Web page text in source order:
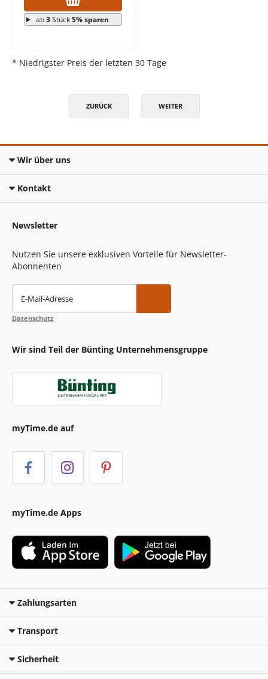
ab3Stück5% sparen
* Niedrigster Preis der letzten 30 Tage
ZURÜCK WEITER
Wir über uns
Kontakt
Newsletter
Nutzen Sie unsere exklusiven Vorteile für Newsletter-
Abonnenten
E-Mail-Adresse
Datenschutz
Wir sind Teil der Bünting Unternehmensgruppe
myTime.de auf
myTime.de Apps
Zahlungsarten
Transport
Sicherheit